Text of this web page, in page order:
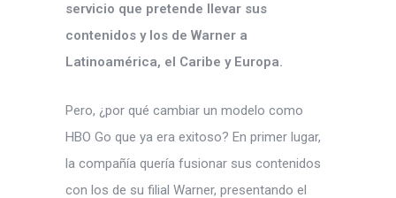
servicio que pretende llevar sus
contenidos y los de Warner a
Latinoamérica, el Caribe y Europa.
Pero, ¿por qué cambiar un modelo como
HBO Go que ya era exitoso? En primer lugar,
la compañía quería fusionar sus contenidos
con los de su filial Warner, presentando el